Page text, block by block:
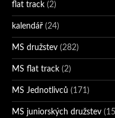
flat track (2)
kalendář (24)
MS družstev (282)
MS flat track (2)
MS Jednotlivců (171)
MS juniorských družstev